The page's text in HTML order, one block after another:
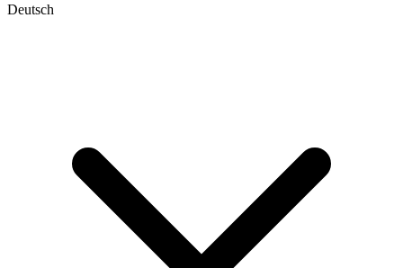
Deutsch